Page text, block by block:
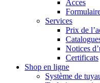
Acces
Services
Prix de
Notices
Certificats
Shop en ligne
Système de